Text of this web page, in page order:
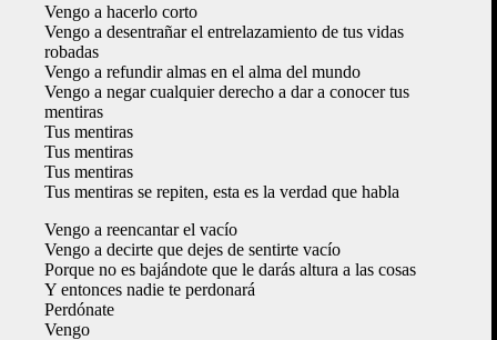
Vengo a hacerlo corto
Vengo a desentrañar el entrelazamiento de tus vidas
robadas
Vengo a refundir almas en el alma del mundo
Vengo a negar cualquier derecho a dar a conocer tus
mentiras
Tus mentiras
Tus mentiras
Tus mentiras
Tus mentiras se repiten, esta es la verdad que habla
Vengo a reencantar el vacío
Vengo a decirte que dejes de sentirte vacío
Porque no es bajándote que le darás altura a las cosas
Y entonces nadie te perdonará
Perdónate
Vengo